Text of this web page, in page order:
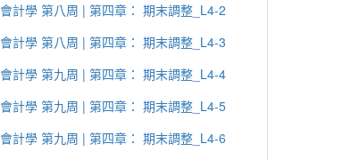
會計學 第八周 | 第四章： 期末調整_L4-2
會計學 第八周 | 第四章： 期末調整_L4-3
會計學 第九周 | 第四章： 期末調整_L4-4
會計學 第九周 | 第四章： 期末調整_L4-5
會計學 第九周 | 第四章： 期末調整_L4-6